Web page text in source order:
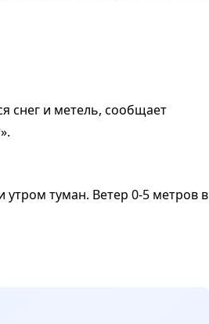
снег и метель, сообщает
туман. Ветер 0-5 метров в